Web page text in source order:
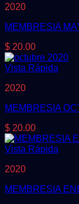
2020
MEMBRESIA
$ 20.00
Vista Rápida
2020
MEMBRESIA
$ 20.00
Vista Rápida
2020
MEMBRESIA